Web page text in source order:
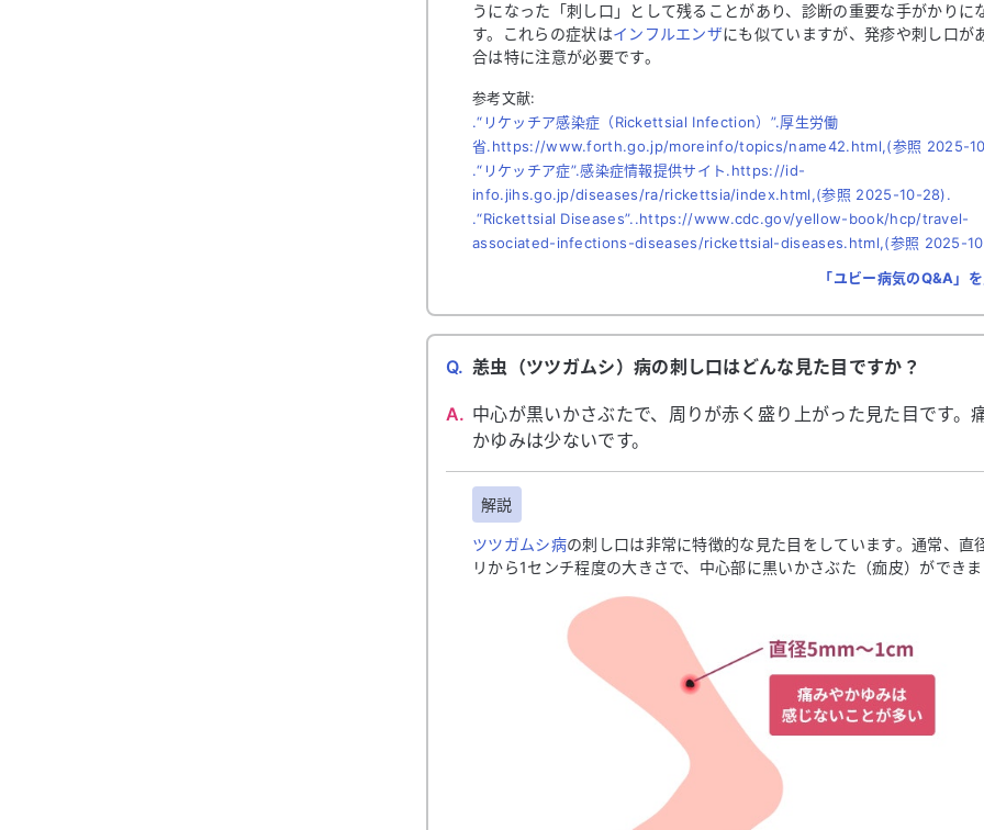
うになった「刺し口」として残ることがあり、診断の重要な手がかりに
す。これらの症状はインフルエンザにも似ていますが、発疹や刺し口が
合は特に注意が必要です。
参考文献:
.“リケッチア感染症（Rickettsial Infection）”.厚生労働
省.https://www.forth.go.jp/moreinfo/topics/name42.html,(参照 2025-
.“リケッチア症”.感染症情報提供サイト.https://id-
info.jihs.go.jp/diseases/ra/rickettsia/index.html,(参照 2025-10-28).
.“Rickettsial Diseases”..https://www.cdc.gov/yellow-book/hcp/travel-
associated-infections-diseases/rickettsial-diseases.html,(参照 2025-
「ユビー病気のQ&A」
Q. 恙虫（ツツガムシ）病の刺し口はどんな見た目ですか？
A. 中心が黒いかさぶたで、周りが赤く盛り上がった見た目です。
かゆみは少ないです。
解説
ツツガムシ病の刺し口は非常に特徴的な見た目をしています。通常、直
リから1センチ程度の大きさで、中心部に黒いかさぶた（痂皮）ができ